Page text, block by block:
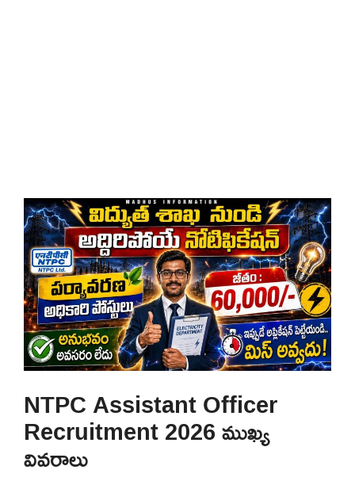
NTPC Assistant Officer
Recruitment 2026 ముఖ్య
వివరాలు